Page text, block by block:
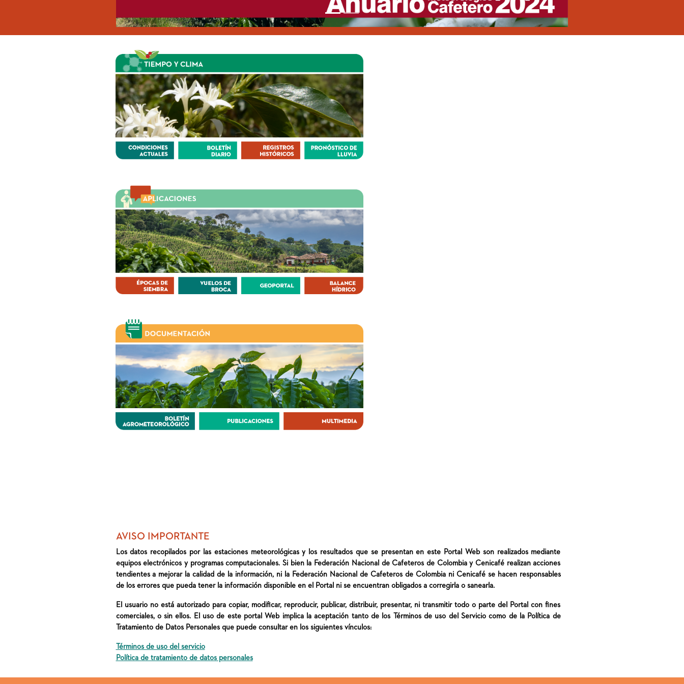
AVISO IMPORTANTE
Los datos recopilados por las estaciones meteorológicas y los resultados que se presentan en este Portal Web son realizados mediante
equipos electrónicos y programas computacionales. Si bien la Federación Nacional de Cafeteros de Colombia y Cenicafé realizan acciones
tendientes a mejorar la calidad de la información, ni la Federación Nacional de Cafeteros de Colombia ni Cenicafé se hacen responsables
de los errores que pueda tener la información disponible en el Portal ni se encuentran obligados a corregirla o sanearla.
El usuario no está autorizado para copiar, modificar, reproducir, publicar, distribuir, presentar, ni transmitir todo o parte del Portal con fines
comerciales, o sin ellos. El uso de este portal Web implica la aceptación tanto de los Términos de uso del Servicio como de la Política de
Tratamiento de Datos Personales que puede consultar en los siguientes vínculos:
Términos de uso del servicio
Política de tratamiento de datos personales